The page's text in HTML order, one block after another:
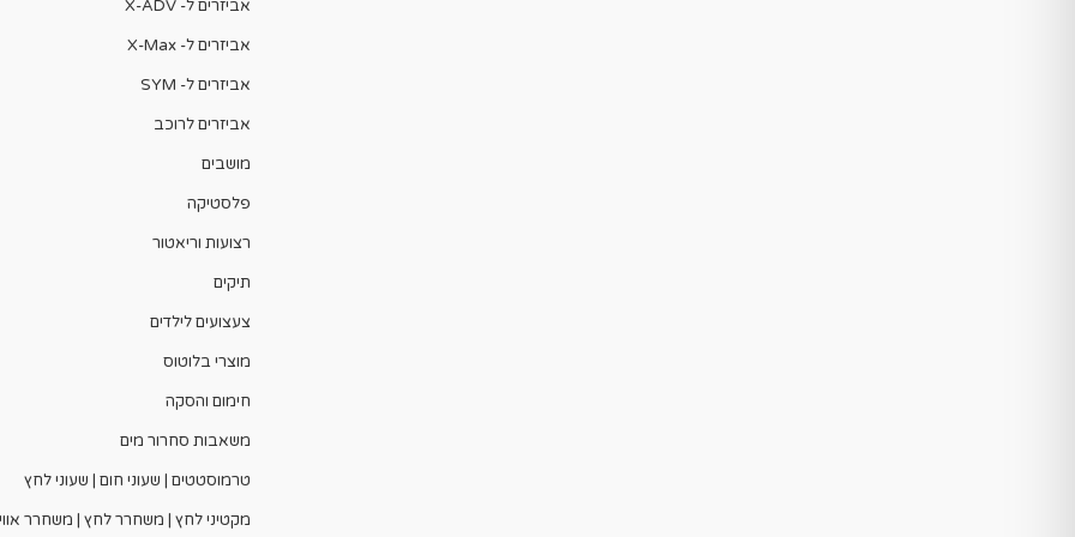
אביזרים ל- X-ADV
אביזרים ל- X-Max
אביזרים ל- SYM
אביזרים לרוכב
מושבים
פלסטיקה
רצועות וריאטור
תיקים
צעצועים לילדים
מוצרי בלוטוס
חימום והסקה
משאבות סחרור מים
טרמוסטטים | שעוני חום | שעוני לחץ
מקטיני לחץ | משחרר לחץ | משחרר